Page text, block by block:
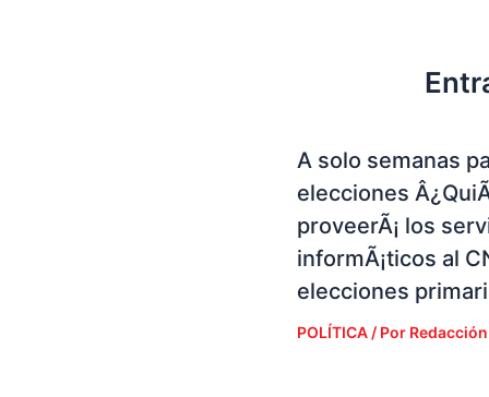
A solo semanas
elecciones
proveerÃ¡ los
informÃ¡ticos al
elecciones
POLÍTICA / Por Redacción